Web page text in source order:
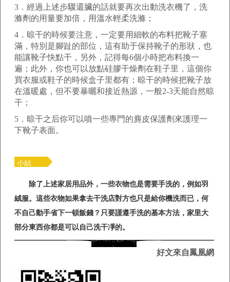
3 ．經過上述步驟還臟的話就要再次出動洗衣機了，洗
滌劑的用量要加倍，用溫水輕柔洗滌；
4 ．晾干的時候要注意，一定要用細軟的布料把靴子塞
滿，特別是腳趾的部位，這有助于保持靴子的形狀，也
能讓靴子快點干，另外，記得每6個小時把布料換一
遍；此外，你也可以放點硅膠干燥劑在鞋子里，這個你
買衣服或鞋子的時候盒子里都有；晾干的時候把靴子放
在溫暖處，但不要暴曬和接近熱源，一般2-3天能自然晾
干；
5 ．晾干之后你可以噴一些專門的麂皮保護劑來護理一
下靴子表面。
小結
除了上述家居用品外，一些衣物也是需要手洗的，例如羽
絨服。這些衣物如果拿去干洗店對方也只是給你機洗而已，何
不自己動手省下一頓飯錢？只要謹遵手洗的基本方法，家里大
部分東西你都是可以自己洗干凈的。
好文來自鳳凰網